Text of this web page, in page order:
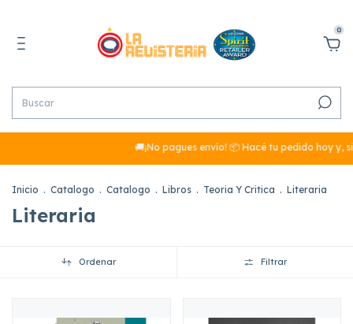
0
🚚¡No pagues envío! 📦 Hacé tu pedido hoy y,
Inicio . Catalogo . Catalogo . Libros . Teoria Y Critica . Literaria
Literaria
Ordenar Filtrar